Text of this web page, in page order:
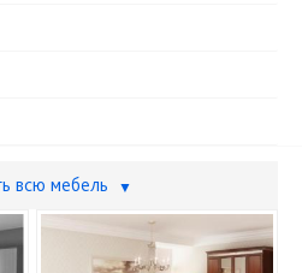
всю мебель ▼